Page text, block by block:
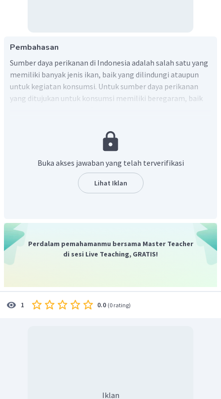
Pembahasan
Sumber daya perikanan di Indonesia adalah salah satu yang
memiliki banyak jenis ikan, baik yang dilindungi ataupun
untuk kegiatan konsumsi. Untuk sumber daya perikanan
yang ditujukan untuk konsumsi memiliki beregaram, baik
Kerapu Laut dan Lobster. Sedangkan Ikan Teri, Cakalang
dan Tongkol adalah masuk dalam kategori nilai ekonomis
soal ini adalah opsi b.
Buka akses jawaban yang telah terverifikasi
Lihat Iklan
Perdalam pemahamanmu bersama Master Teacher
di sesi Live Teaching, GRATIS!
1 0.0 (0 rating)
Iklan